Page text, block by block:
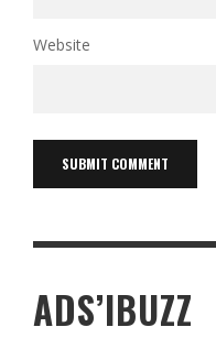
Website
ADS’IBUZZ